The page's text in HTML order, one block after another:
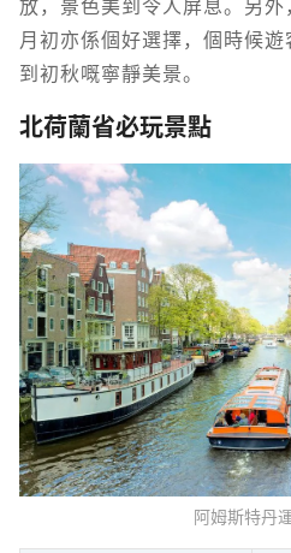
放，景色美到令人屏息。另
月初亦係個好選擇，個時候
到初秋嘅寧靜美景。
北荷蘭省必玩景點
阿姆斯特丹